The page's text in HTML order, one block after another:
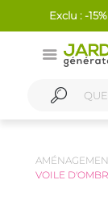
Exclu : -
VOILE